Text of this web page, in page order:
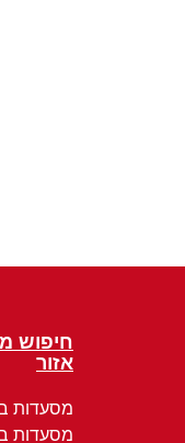
חיפוש
אזור
מסעדות
מסעדות